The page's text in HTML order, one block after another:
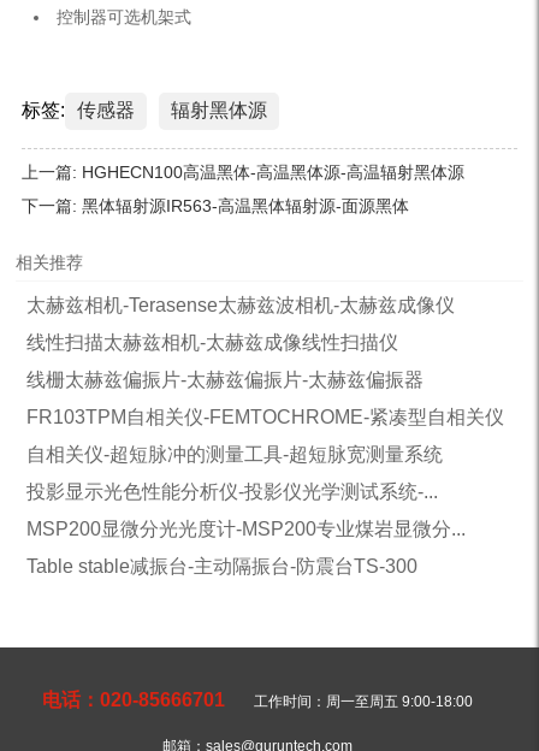
控制器可选机架式
标签: 传感器 辐射黑体源
上一篇: HGHECN100高温黑体-高温黑体源-高温辐射黑体源
下一篇: 黑体辐射源IR563-高温黑体辐射源-面源黑体
相关推荐
太赫兹相机-Terasense太赫兹波相机-太赫兹成像仪
线性扫描太赫兹相机-太赫兹成像线性扫描仪
线栅太赫兹偏振片-太赫兹偏振片-太赫兹偏振器
FR103TPM自相关仪-FEMTOCHROME-紧凑型自相关仪
自相关仪-超短脉冲的测量工具-超短脉宽测量系统
投影显示光色性能分析仪-投影仪光学测试系统-...
MSP200显微分光光度计-MSP200专业煤岩显微分...
Table stable减振台-主动隔振台-防震台TS-300
电话：020-85666701 工作时间：周一至周五 9:00-18:00
邮箱：sales@guruntech.com